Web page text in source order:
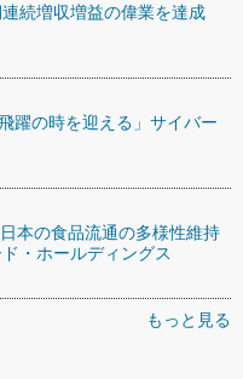
続増収増益の偉業を達成
躍の時を迎える」サイバー
本の食品流通の多様性維持
・ホールディングス
もっと見る